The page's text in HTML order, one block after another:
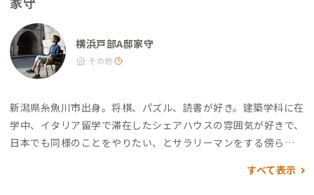
横浜戸部A邸家守
その他
新潟県糸魚川市出身。 将棋、パズル、読書が好き。 建築学科に在
学中、イタリア留学で滞在したシェアハウスの雰囲気が好きで、
日本でも同様のことをやりたい、とサラリーマンをする傍ら、
現在は、空き
すべて表示